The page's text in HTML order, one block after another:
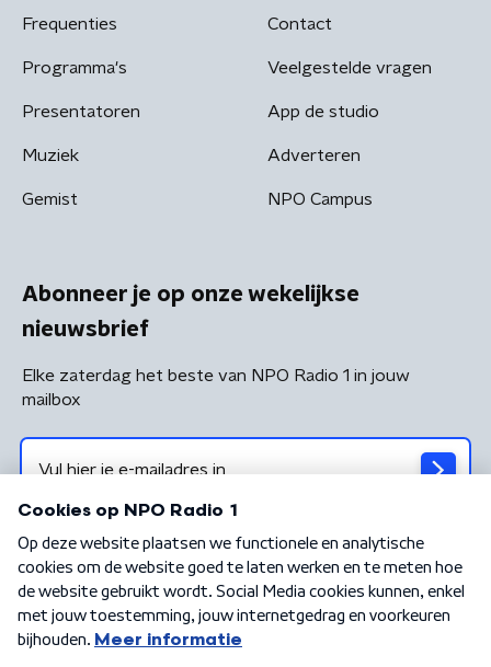
Frequenties
Programma's
Presentatoren
Muziek
Gemist
Contact
Veelgestelde vragen
App de studio
Adverteren
NPO Campus
Abonneer je op onze wekelijkse
nieuwsbrief
Elke zaterdag het beste van NPO Radio 1 in jouw
mailbox
Algemene voorwaarden